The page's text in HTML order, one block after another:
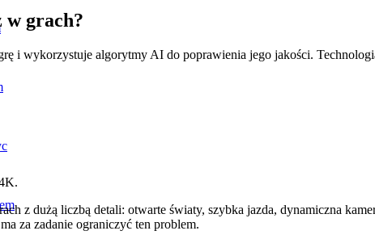
w grach?
i wykorzystuje algorytmy AI do poprawienia jego jakości.
z dużą liczbą detali: otwarte światy, szybka jazda, dynamiczna
ma za zadanie ograniczyć ten problem.